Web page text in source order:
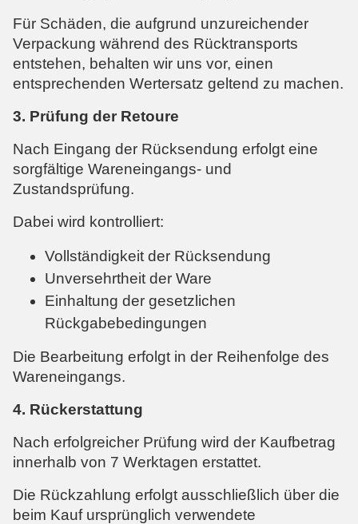
Für Schäden, die aufgrund unzureichender
Verpackung während des Rücktransports
entstehen, behalten wir uns vor, einen
entsprechenden Wertersatz geltend zu machen.
3. Prüfung der Retoure
Nach Eingang der Rücksendung erfolgt eine
sorgfältige Wareneingangs- und
Zustandsprüfung.
Dabei wird kontrolliert:
Vollständigkeit der Rücksendung
Unversehrtheit der Ware
Einhaltung der gesetzlichen
Rückgabebedingungen
Die Bearbeitung erfolgt in der Reihenfolge des
Wareneingangs.
4. Rückerstattung
Nach erfolgreicher Prüfung wird der Kaufbetrag
innerhalb von 7 Werktagen erstattet.
Die Rückzahlung erfolgt ausschließlich über die
beim Kauf ursprünglich verwendete